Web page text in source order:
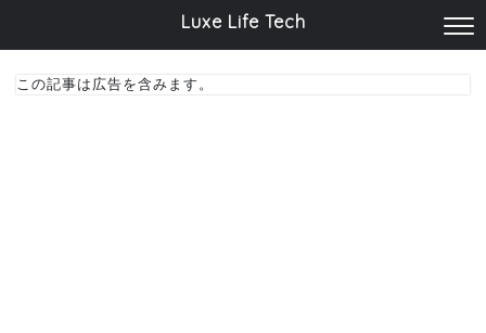
Luxe Life Tech
この記事は広告を含みます。